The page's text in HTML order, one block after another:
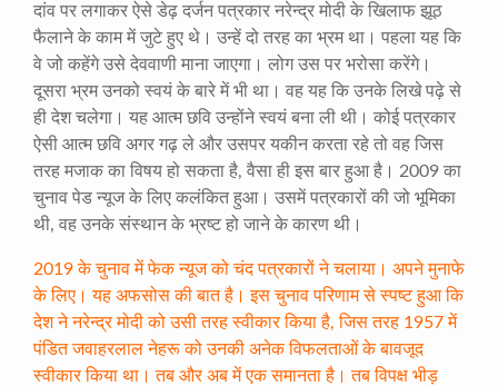
दांव पर लगाकर ऐसे डेढ़ दर्जन पत्रकार नरेन्द्र मोदी के खिलाफ झूठ
फैलाने के काम में जुटे हुए थे। उन्हें दो तरह का भ्रम था। पहला यह कि
वे जो कहेंगे उसे देववाणी माना जाएगा। लोग उस पर भरोसा करेंगे।
दूसरा भ्रम उनको स्वयं के बारे में भी था। वह यह कि उनके लिखे पढ़े से
ही देश चलेगा। यह आत्म छवि उन्होंने स्वयं बना ली थी। कोई पत्रकार
ऐसी आत्म छवि अगर गढ़ ले और उसपर यकीन करता रहे तो वह जिस
तरह मजाक का विषय हो सकता है, वैसा ही इस बार हुआ है। 2009 का
चुनाव पेड न्यूज के लिए कलंकित हुआ। उसमें पत्रकारों की जो भूमिका
थी, वह उनके संस्थान के भ्रष्ट हो जाने के कारण थी।
2019 के चुनाव में फेक न्यूज को चंद पत्रकारों ने चलाया। अपने मुनाफे
के लिए। यह अफसोस की बात है। इस चुनाव परिणाम से स्पष्ट हुआ कि
देश ने नरेन्द्र मोदी को उसी तरह स्वीकार किया है, जिस तरह 1957 में
पंडित जवाहरलाल नेहरू को उनकी अनेक विफलताओं के बावजूद
स्वीकार किया था। तब और अब में एक समानता है। तब विपक्ष भीड़